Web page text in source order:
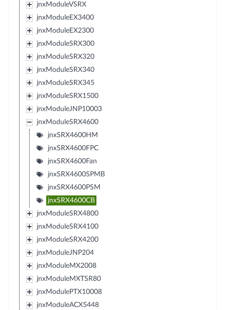
jnxModuleVSRX
jnxModuleEX3400
jnxModuleEX2300
jnxModuleSRX300
jnxModuleSRX320
jnxModuleSRX340
jnxModuleSRX345
jnxModuleSRX1500
jnxModuleJNP10003
jnxModuleSRX4600
jnxSRX4600HM
jnxSRX4600FPC
jnxSRX4600Fan
jnxSRX4600SPMB
jnxSRX4600PSM
jnxSRX4600CB
jnxModuleSRX4800
jnxModuleSRX4100
jnxModuleSRX4200
jnxModuleJNP204
jnxModuleMX2008
jnxModuleMXTSR80
jnxModulePTX10008
jnxModuleACX5448